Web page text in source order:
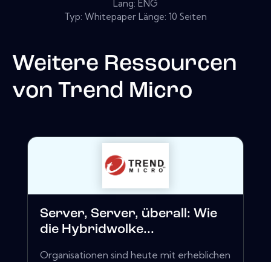
Lang: ENG
Typ: Whitepaper Länge: 10 Seiten
Weitere Ressourcen
von Trend Micro
Server, Server, überall: Wie
die Hybridwolke...
Organisationen sind heute mit erheblichen